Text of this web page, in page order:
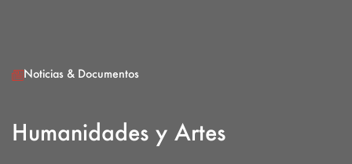
Noticias & Documentos
Humanidades y Artes